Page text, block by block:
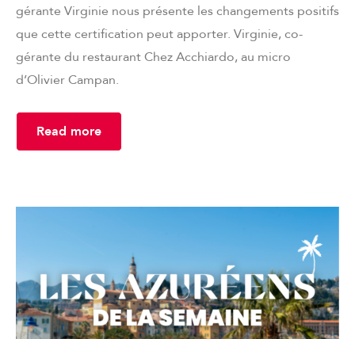
gérante Virginie nous présente les changements positifs
que cette certification peut apporter. Virginie, co-
gérante du restaurant Chez Acchiardo, au micro
d’Olivier Campan.
Read more